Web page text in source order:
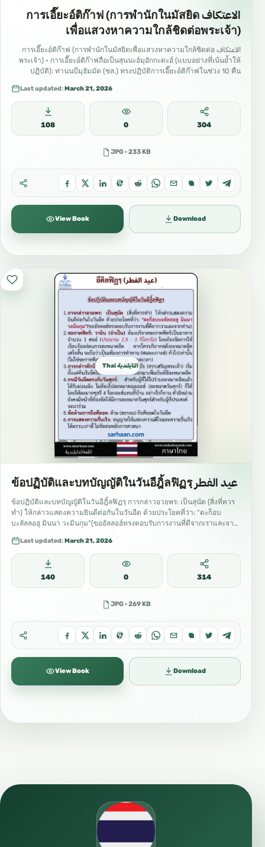
الاعتكاف การเอี๊ยะอ์ติก๊าฟ (การพำนักในมัสยิด
เพื่อแสวงหาความใกล้ชิดต่อพระเจ้า)
الاعتكاف การเอี๊ยะอ์ติก๊าฟ (การพำนักในมัสยิดเพื่อแสวงหาความใกล้ชิดต่อ
พระเจ้า) • การเอี๊ยะอ์ติก๊าฟถือเป็นสุนนะฮ์มุอักกะดะฮ์ (แบบอย่างที่เน้นย้ำให้
ปฏิบัติ): ท่านนบีมุฮัมมัด (ซล.) ทรงปฏิบัติการเอี๊ยะอ์ติก๊าฟในช่วง 10 คืน
บรรดามเหสีของท่านก็ได้ปฏิบัติสืบต่อมา 📅 การเอี๊ยะอ์ติก๊าฟจะเริ่มขึ้น (ด้วย
อนุมัติของอัลลอฮ์): * ในวันจันทร์: สำหรับผู้ที่นับตามการดูดวงจันทร์ของมัก
กะฮ์ * ในวันอังคาร: สำหรับผู้ที่นับตามการดูดวงจันทร์ของบางประเทศ นี่คือ
โอกาสอันยิ่งใหญ่ที่จะได้ตักตวงความประเสริฐในค่ำคืนที่จำเริญเหล่านี้…
Last updated:March 21, 2026
108 0 304
JPG · 233 KB
View Book Download
Thai التايلندية ไทย
ข้อปฏิบัติและบทบัญญัติในวันอีฎิ้ลฟิฏรฺ عيد الفطر
ข้อปฏิบัติและบทบัญญัติในวันอีฎิ้ลฟิฏรฺ การกล่าวอวยพร: เป็นสุนัต (สิ่งที่ควร
ทำ) ให้กล่าวแสดงความยินดีต่อกันในวันอีด ด้วยประโยคที่ว่า: “ตะก็อบ
บะลัลลอฮุ มินนา วะมินกุม”(ขออัลลอฮ์ทรงตอบรับการงานที่ดีจากเราและจาก
ศออ์ (ประมาณ 2.5 – 3 กิโลกรัม) โดยต้องจัดการให้เรียบร้อยก่อนการละหมาด
อีด หากใครบริจาคหลังละหมาดอีดเสร็จสิ้น…
Last updated:March 21, 2026
140 0 314
JPG · 269 KB
View Book Download